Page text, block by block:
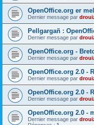
OpenOffice.org er
Dernier message par
Pellgargañ :
Dernier message par
OpenOffice.org -
Dernier message par
OpenOffice.org 2.0 -
Dernier message par
OpenOffice.org 2.0 -
Dernier message par
OpenOffice.org 2.0 -
Dernier message par